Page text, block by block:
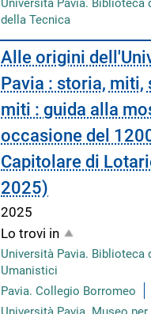
Università Pavia. Biblioteca
della Tecnica
Alle origini
Pavia : storia, miti,
miti : guida alla
occasione del
Capitolare di
2025)
2025
Lo trovi in
Università Pavia. Biblioteca
Umanistici
Pavia. Collegio Borromeo